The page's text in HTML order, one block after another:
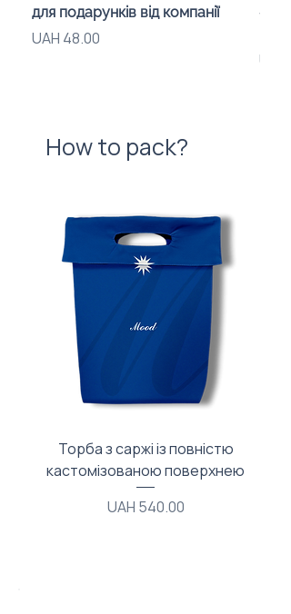
для подарунків від компанії
Price
UAH 48.00
Price
UAH
How to pack?
Торба з саржі із повністю
кастомізованою поверхнею
Price
UAH 540.00